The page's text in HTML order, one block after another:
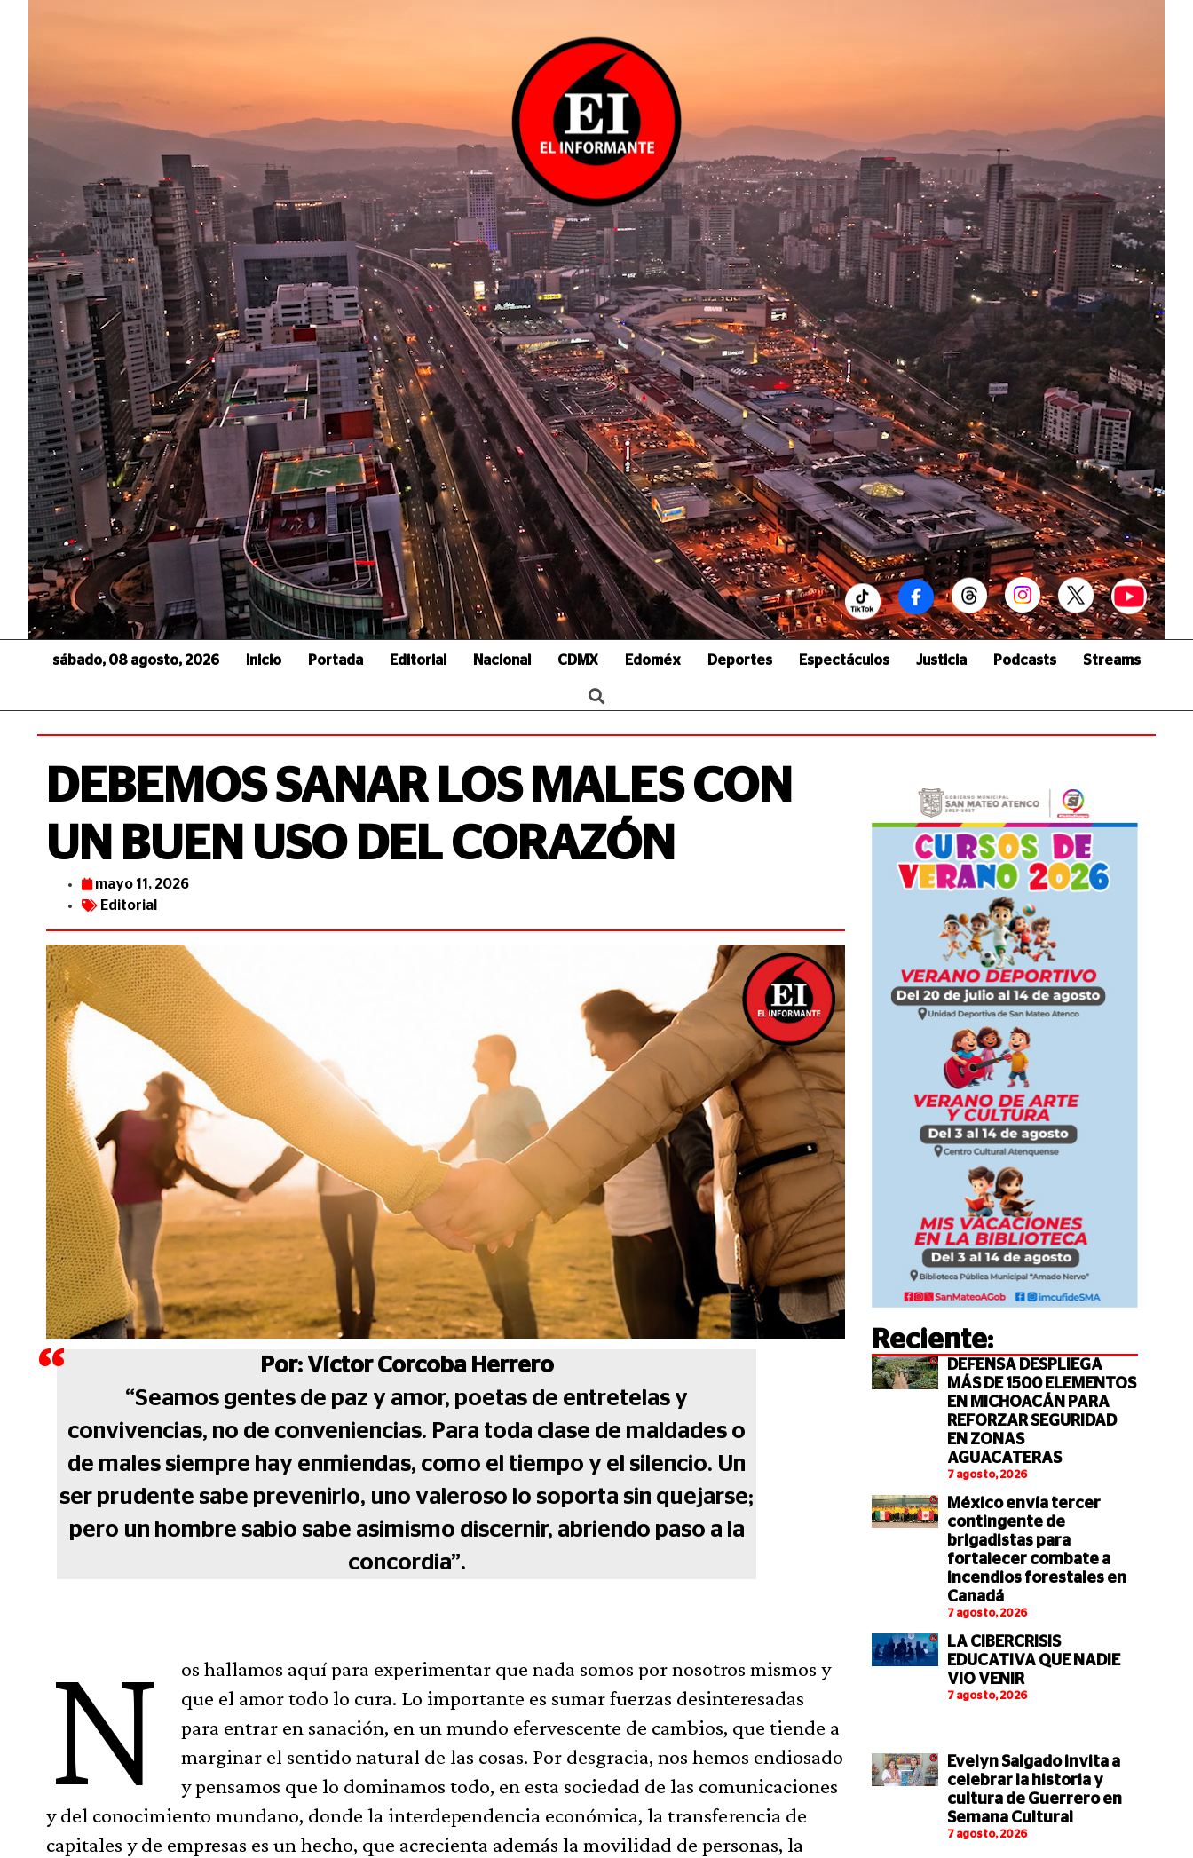
sábado, 08 agosto, 2026 Inicio Portada Editorial Nacional CDMX Edoméx Deportes Espectáculos Justicia Podcasts Streams
DEBEMOS SANAR LOS MALES CON
UN BUEN USO DEL CORAZÓN
mayo 11, 2026
Editorial
Por: Víctor Corcoba Herrero
“Seamos gentes de paz y amor, poetas de entretelas y
convivencias, no de conveniencias. Para toda clase de maldades o
de males siempre hay enmiendas, como el tiempo y el silencio. Un
ser prudente sabe prevenirlo, uno valeroso lo soporta sin quejarse;
pero un hombre sabio sabe asimismo discernir, abriendo paso a la
concordia”.
N
os hallamos aquí para experimentar que nada somos por nosotros mismos y
que el amor todo lo cura. Lo importante es sumar fuerzas desinteresadas
para entrar en sanación, en un mundo efervescente de cambios, que tiende a
marginar el sentido natural de las cosas. Por desgracia, nos hemos endiosado
y pensamos que lo dominamos todo, en esta sociedad de las comunicaciones
y del conocimiento mundano, donde la interdependencia económica, la transferencia de
capitales y de empresas es un hecho, que acrecienta además la movilidad de personas, la
Reciente:
DEFENSA DESPLIEGA
MÁS DE 1500 ELEMENTOS
EN MICHOACÁN PARA
REFORZAR SEGURIDAD
EN ZONAS
AGUACATERAS
7 agosto, 2026
México envía tercer
contingente de
brigadistas para
fortalecer combate a
incendios forestales en
Canadá
7 agosto, 2026
LA CIBERCRISIS
EDUCATIVA QUE NADIE
VIO VENIR
7 agosto, 2026
Evelyn Salgado invita a
celebrar la historia y
cultura de Guerrero en
Semana Cultural
7 agosto, 2026